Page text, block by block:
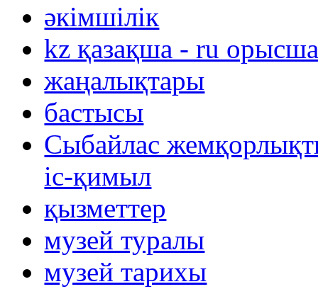
әкімшілік
kz қазақша - ru
жаңалықтары
бастысы
Сыбайлас
іс-қимыл
қызметтер
музей туралы
музей тарихы